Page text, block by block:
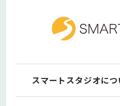
スマートスタジオにつ